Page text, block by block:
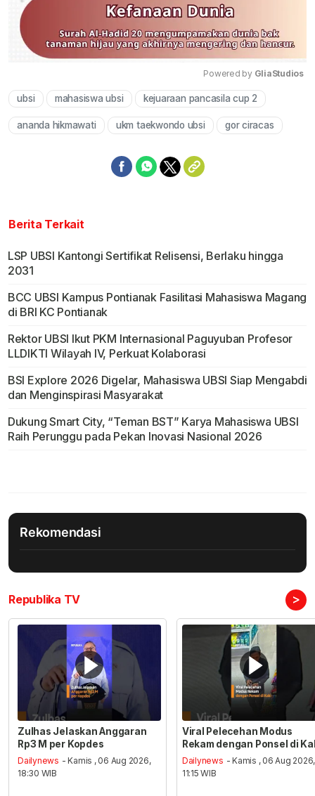
Mute
Powered by GliaStudios
ubsi mahasiswa ubsi kejuaraan pancasila cup 2
ananda hikmawati ukm taekwondo ubsi gor ciracas
Berita Terkait
LSP UBSI Kantongi Sertifikat Relisensi, Berlaku hingga
2031
BCC UBSI Kampus Pontianak Fasilitasi Mahasiswa Magang
di BRI KC Pontianak
Rektor UBSI Ikut PKM Internasional Paguyuban Profesor
LLDIKTI Wilayah IV, Perkuat Kolaborasi
BSI Explore 2026 Digelar, Mahasiswa UBSI Siap Mengabdi
dan Menginspirasi Masyarakat
Dukung Smart City, “Teman BST” Karya Mahasiswa UBSI
Raih Perunggu pada Pekan Inovasi Nasional 2026
Rekomendasi
Republika TV >
Zulhas Jelaskan Anggaran
Rp3 M per Kopdes
Dailynews - Kamis , 06 Aug 2026,
18:30 WIB
Viral Pelecehan Modus
Rekam dengan Ponsel di
Dailynews - Kamis , 06 Aug 2026,
11:15 WIB